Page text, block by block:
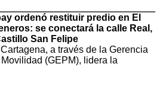
ordenó restituir predio en El
se conectará la calle Real,
San Felipe
a través de la Gerencia
(GEPM), lidera la